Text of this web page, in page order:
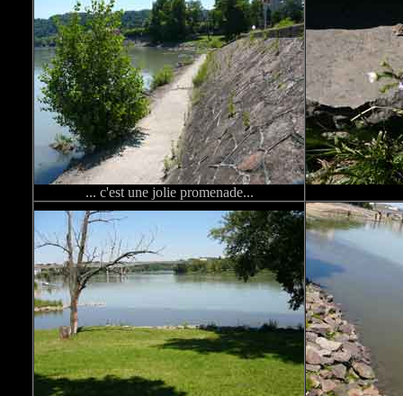
... c'est une jolie promenade...